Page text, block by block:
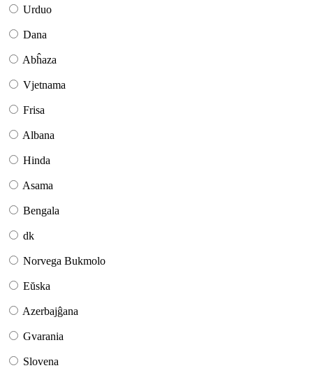
Urduo
Dana
Abĥaza
Vjetnama
Frisa
Albana
Hinda
Asama
Bengala
dk
Norvega Bukmolo
Eŭska
Azerbajĝana
Gvarania
Slovena